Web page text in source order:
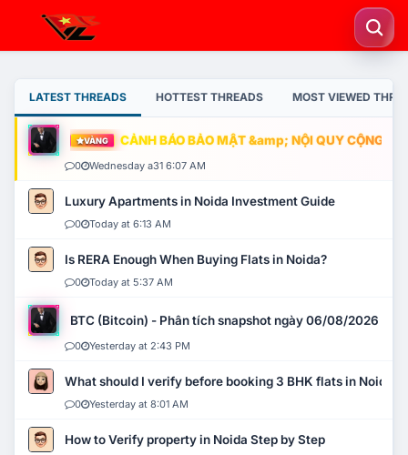
LATEST THREADS HOTTEST THREADS MOST VIEWED
VÀNG CẢNH BÁO BẢO MẬT &amp; NỘI QUY CỘNG
0 Wednesday a31 6:07 AM
Luxury Apartments in Noida Investment Guide
0 Today at 6:13 AM
Is RERA Enough When Buying Flats in Noida?
0 Today at 5:37 AM
BTC (Bitcoin) - Phân tích snapshot ngày 06/08/2026
0 Yesterday at 2:43 PM
What should I verify before booking 3 BHK flats in Noida?
0 Yesterday at 8:01 AM
How to Verify property in Noida Step by Step